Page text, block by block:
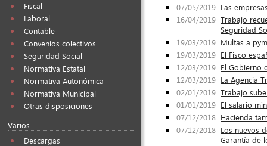
Fiscal
Laboral
Contable
Convenios colectivos
Seguridad Social
Normativa Estatal
Normativa Autonómica
Normativa Municipal
Otras disposiciones
Varios
Descargas
07/05/2019 Las
16/04/2019 Trabajo
Seguridad
19/03/2019 Multas a
19/03/2019 El Fisco
12/03/2019 El Gobierno
12/03/2019 La Agencia
02/01/2019 Trabajo
01/01/2019 El salario
07/12/2018 Hacienda
07/12/2018 Los nuevos
Garantía de